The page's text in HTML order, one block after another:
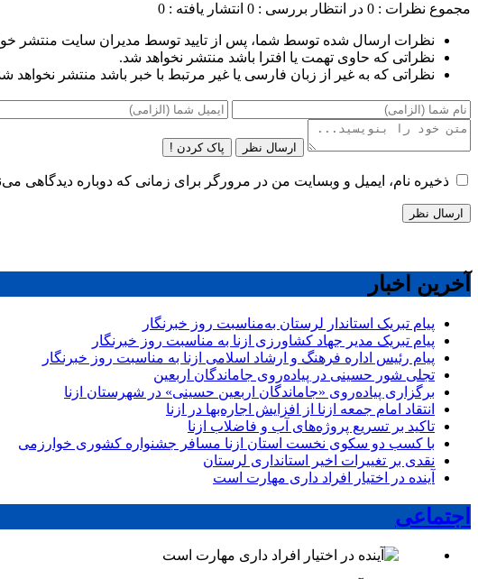
مجموع نظرات : 0 در انتظار بررسی : 0 انتشار یافته : 0
نظرات ارسال شده توسط شما، پس از تایید توسط مدیران سایت منتشر
نظراتی که حاوی تهمت یا افترا باشد منتشر نخواهد شد.
نظراتی که به غیر از زبان فارسی یا غیر مرتبط با خبر باشد منتشر نخواهد
ارسال نظر پاک کردن !
ذخیره نام، ایمیل و وبسایت من در مرورگر برای زمانی که دوباره دیدگاهی
آخرین اخبار
پیام تبریک استاندار لرستان به‌مناسبت روز خبرنگار
پیام تبریک مدیر جهاد کشاورزی ازنا به مناسبت روز خبرنگار
پیام رئیس اداره فرهنگ و ارشاد اسلامی ازنا به مناسبت روز خبرنگار
تجلی شور حسینی در پیاده‌روی جاماندگان اربعین
برگزاری پیاده‌روی «جاماندگان اربعین حسینی» در شهرستان ازنا
انتقاد امام جمعه ازنا از افزایش اجاره‌بها در ازنا
تاکید بر تسریع پروژه‌های آب و فاضلاب ازنا
با کسب دو سکوی نخست استان ازنا مسافر جشنواره کشوری خوارزمی
نقدی بر تغییرات اخیر استانداری لرستان
آینده در اختیار افراد داری مهارت است
اجتماعی